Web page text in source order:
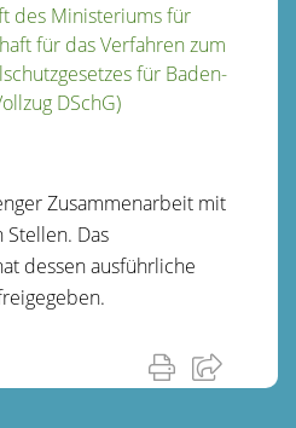
des Ministeriums für
für das Verfahren zum
für Baden-
DSchG)
Zusammenarbeit mit
Das
dessen ausführliche